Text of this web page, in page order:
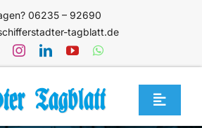
06235 – 92690
tagblatt.de
Toggle